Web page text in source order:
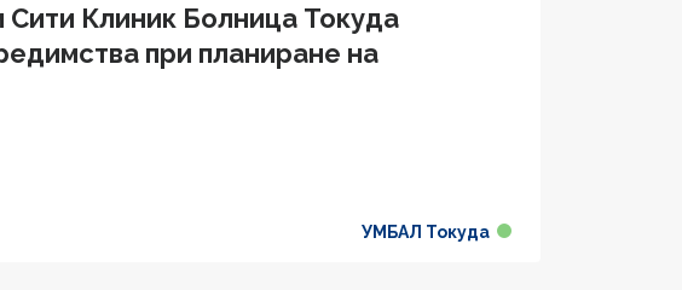
Клиник Болница Токуда
при планиране на
УМБАЛ Токуда